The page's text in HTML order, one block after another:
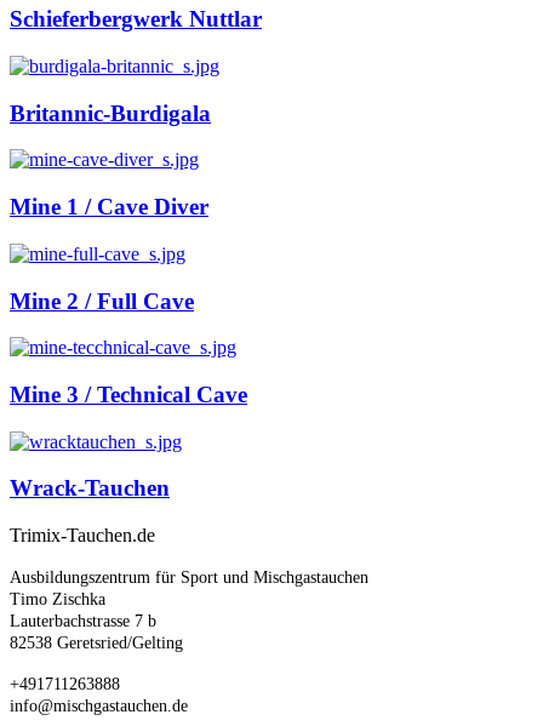
Schieferbergwerk Nuttlar
Britannic-Burdigala
Mine 1 / Cave Diver
Mine 2 / Full Cave
Mine 3 / Technical Cave
Wrack-Tauchen
Trimix-Tauchen.de
Ausbildungszentrum für Sport und Mischgastauchen
Timo Zischka
Lauterbachstrasse 7 b
82538 Geretsried/Gelting
+491711263888
info@mischgastauchen.de